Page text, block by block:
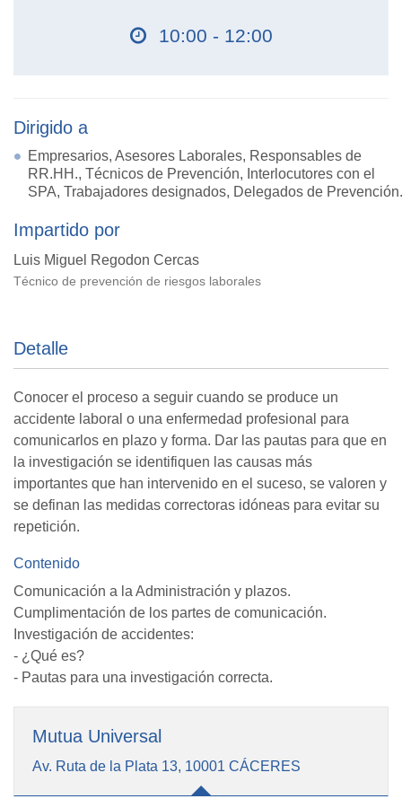
10:00 - 12:00
Dirigido a
Empresarios, Asesores Laborales, Responsables de
RR.HH., Técnicos de Prevención, Interlocutores con el
SPA, Trabajadores designados, Delegados de Prevención.
Impartido por
Luis Miguel Regodon Cercas
Técnico de prevención de riesgos laborales
Detalle
Conocer el proceso a seguir cuando se produce un
accidente laboral o una enfermedad profesional para
comunicarlos en plazo y forma. Dar las pautas para que en
la investigación se identifiquen las causas más
importantes que han intervenido en el suceso, se valoren y
se definan las medidas correctoras idóneas para evitar su
repetición.
Contenido
Comunicación a la Administración y plazos.
Cumplimentación de los partes de comunicación.
Investigación de accidentes:
- ¿Qué es?
- Pautas para una investigación correcta.
Mutua Universal
Av. Ruta de la Plata 13, 10001 CÁCERES